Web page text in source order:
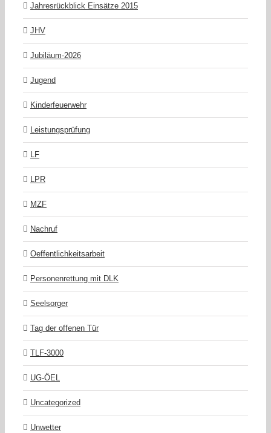
Jahresrückblick Einsätze 2015
JHV
Jubiläum-2026
Jugend
Kinderfeuerwehr
Leistungsprüfung
LF
LPR
MZF
Nachruf
Oeffentlichkeitsarbeit
Personenrettung mit DLK
Seelsorger
Tag der offenen Tür
TLF-3000
UG-ÖEL
Uncategorized
Unwetter